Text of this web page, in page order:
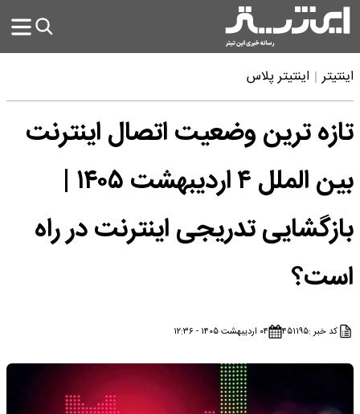
اینتیتر اینتیتر پلاس
تازه ترین وضعیت اتصال اینترنت
بین الملل ۴ اردیبهشت ۱۴۰۵ |
بازگشایی تدریجی اینترنت در راه
است؟
کد خبر :۴۵۱۱۹۵ ۰۴ اردیبهشت ۱۴۰۵ - ۱۲:۳۶